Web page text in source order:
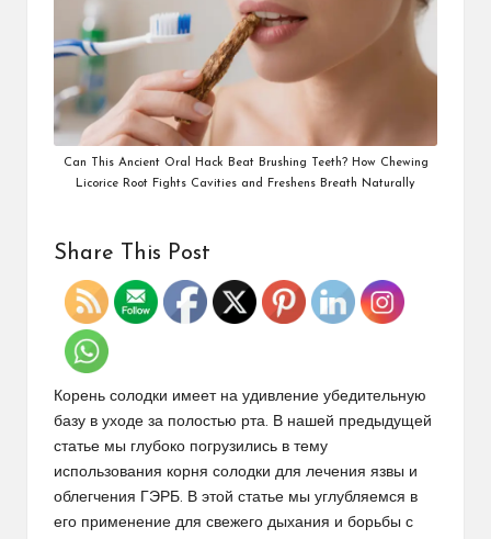
Can This Ancient Oral Hack Beat Brushing Teeth? How Chewing
Licorice Root Fights Cavities and Freshens Breath Naturally
Share This Post
Корень солодки имеет на удивление убедительную
базу в уходе за полостью рта. В нашей предыдущей
статье мы глубоко погрузились в тему
использования корня солодки для лечения язвы и
облегчения ГЭРБ. В этой статье мы углубляемся в
его применение для свежего дыхания и борьбы с